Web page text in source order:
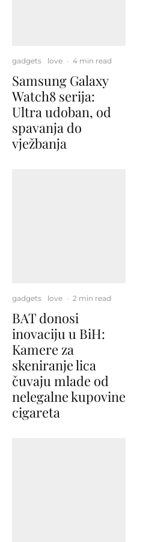
gadgets love · 4 min read
Samsung Galaxy
Watch8 serija:
Ultra udoban, od
spavanja do
vježbanja
gadgets love · 2 min read
BAT donosi
inovaciju u BiH:
Kamere za
skeniranje lica
čuvaju mlade od
nelegalne kupovine
cigareta